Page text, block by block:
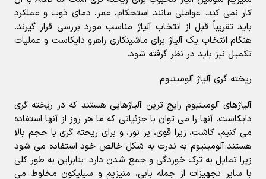
کار نمی کند. عواملی مانند استحکام، عمر، دمای ذوب و عملکرد
باید تقریباً قبل از انتخاب آلیاژ مناسب مورد بررسی قرار گیرند.
هنگام انتخاب یک آلیاژ برای ماشینکاری راهرو دایکاست و عملیات
تکمیل نیز باید در نظر گرفته شود.
ریخته گری آلیاژ آلومینیوم
آلیاژهای آلومینیوم رایج ترین آلیاژهایی هستند که در ریخته گری
دایکاست. آنها را می توان با جزئیاتی که ما هر روز از آنها استفاده
می کنیم، کاشت، زیرا قوی، پر نور، و برای ریخته گری با حجم بالا
هستند.آلومینیوم به ندرت به شکل خالص خود استفاده می شود
زیرا تمایل به ترک خوردگی و جمع شدن دارد. بنابراین به طور کلی
با سایر تجهیزات از جمله بابی، منیزیم و سیلیکون مخلوط می